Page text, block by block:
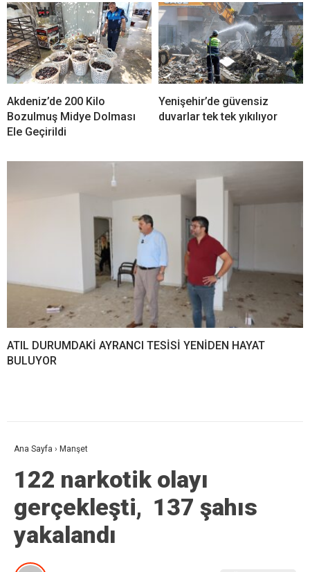
Akdeniz’de 200 Kilo
Bozulmuş Midye Dolması
Ele Geçirildi
Yenişehir’de güvensiz
duvarlar tek tek yıkılıyor
ATIL DURUMDAKİ AYRANCI TESİSİ YENİDEN HAYAT
BULUYOR
Ana Sayfa › Manşet
122 narkotik olayı
gerçekleşti, 137 şahıs
yakalandı